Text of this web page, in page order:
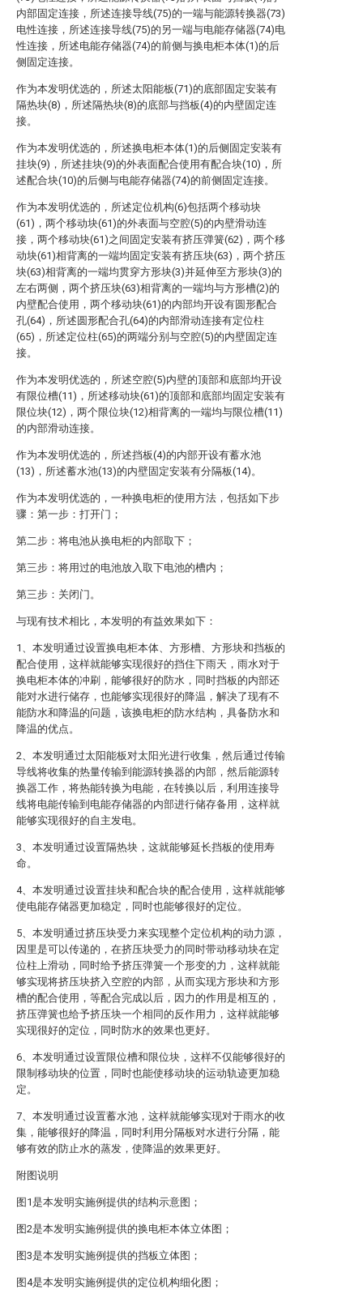
内部固定连接，所述连接导线(75)的一端与能源转换器(73)
电性连接，所述连接导线(75)的另一端与电能存储器(74)电
性连接，所述电能存储器(74)的前侧与换电柜本体(1)的后
侧固定连接。
作为本发明优选的，所述太阳能板(71)的底部固定安装有
隔热块(8)，所述隔热块(8)的底部与挡板(4)的内壁固定连
接。
作为本发明优选的，所述换电柜本体(1)的后侧固定安装有
挂块(9)，所述挂块(9)的外表面配合使用有配合块(10)，所
述配合块(10)的后侧与电能存储器(74)的前侧固定连接。
作为本发明优选的，所述定位机构(6)包括两个移动块
(61)，两个移动块(61)的外表面与空腔(5)的内壁滑动连
接，两个移动块(61)之间固定安装有挤压弹簧(62)，两个移
动块(61)相背离的一端均固定安装有挤压块(63)，两个挤压
块(63)相背离的一端均贯穿方形块(3)并延伸至方形块(3)的
左右两侧，两个挤压块(63)相背离的一端均与方形槽(2)的
内壁配合使用，两个移动块(61)的内部均开设有圆形配合
孔(64)，所述圆形配合孔(64)的内部滑动连接有定位柱
(65)，所述定位柱(65)的两端分别与空腔(5)的内壁固定连
接。
作为本发明优选的，所述空腔(5)内壁的顶部和底部均开设
有限位槽(11)，所述移动块(61)的顶部和底部均固定安装有
限位块(12)，两个限位块(12)相背离的一端均与限位槽(11)
的内部滑动连接。
作为本发明优选的，所述挡板(4)的内部开设有蓄水池
(13)，所述蓄水池(13)的内壁固定安装有分隔板(14)。
作为本发明优选的，一种换电柜的使用方法，包括如下步
骤：第一步：打开门；
第二步：将电池从换电柜的内部取下；
第三步：将用过的电池放入取下电池的槽内；
第三步：关闭门。
与现有技术相比，本发明的有益效果如下：
1、本发明通过设置换电柜本体、方形槽、方形块和挡板的
配合使用，这样就能够实现很好的挡住下雨天，雨水对于
换电柜本体的冲刷，能够很好的防水，同时挡板的内部还
能对水进行储存，也能够实现很好的降温，解决了现有不
能防水和降温的问题，该换电柜的防水结构，具备防水和
降温的优点。
2、本发明通过太阳能板对太阳光进行收集，然后通过传输
导线将收集的热量传输到能源转换器的内部，然后能源转
换器工作，将热能转换为电能，在转换以后，利用连接导
线将电能传输到电能存储器的内部进行储存备用，这样就
能够实现很好的自主发电。
3、本发明通过设置隔热块，这就能够延长挡板的使用寿
命。
4、本发明通过设置挂块和配合块的配合使用，这样就能够
使电能存储器更加稳定，同时也能够很好的定位。
5、本发明通过挤压块受力来实现整个定位机构的动力源，
因里是可以传递的，在挤压块受力的同时带动移动块在定
位柱上滑动，同时给予挤压弹簧一个形变的力，这样就能
够实现将挤压块挤入空腔的内部，从而实现方形块和方形
槽的配合使用，等配合完成以后，因力的作用是相互的，
挤压弹簧也给予挤压块一个相同的反作用力，这样就能够
实现很好的定位，同时防水的效果也更好。
6、本发明通过设置限位槽和限位块，这样不仅能够很好的
限制移动块的位置，同时也能使移动块的运动轨迹更加稳
定。
7、本发明通过设置蓄水池，这样就能够实现对于雨水的收
集，能够很好的降温，同时利用分隔板对水进行分隔，能
够有效的防止水的蒸发，使降温的效果更好。
附图说明
图1是本发明实施例提供的结构示意图；
图2是本发明实施例提供的换电柜本体立体图；
图3是本发明实施例提供的挡板立体图；
图4是本发明实施例提供的定位机构细化图；